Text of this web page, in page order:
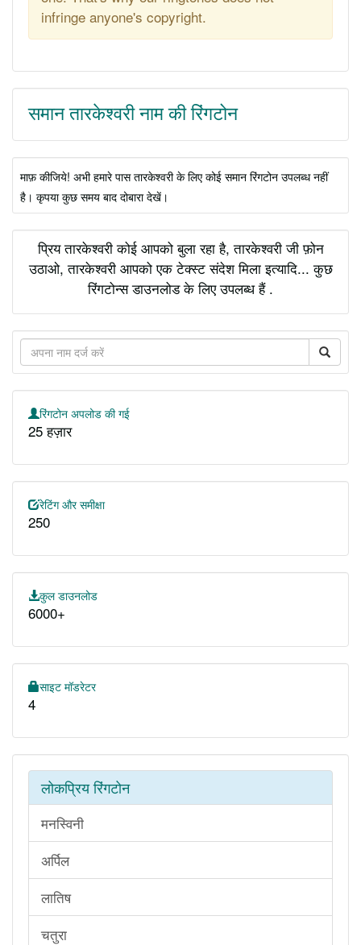
infringe anyone's copyright.
समान तारकेश्वरी नाम की रिंगटोन
माफ़ कीजिये! अभी हमारे पास तारकेश्वरी के लिए कोई समान रिंगटोन उपलब्ध नहीं
है। कृपया कुछ समय बाद दोबारा देखें।
प्रिय तारकेश्वरी कोई आपको बुला रहा है, तारकेश्वरी जी फ़ोन
उठाओ, तारकेश्वरी आपको एक टेक्स्ट संदेश मिला इत्यादि... कुछ
रिंगटोन्स डाउनलोड के लिए उपलब्ध हैं .
रिंगटोन अपलोड की गई
25 हज़ार
रेटिंग और समीक्षा
250
कुल डाउनलोड
6000+
साइट मॉडरेटर
4
लोकप्रिय रिंगटोन
मनस्विनी
अर्पिल
लातिष
चतुरा